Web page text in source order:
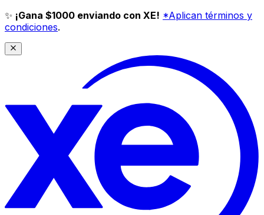
✨ ¡Gana $1000 enviando con XE! *Aplican términos y
condiciones.